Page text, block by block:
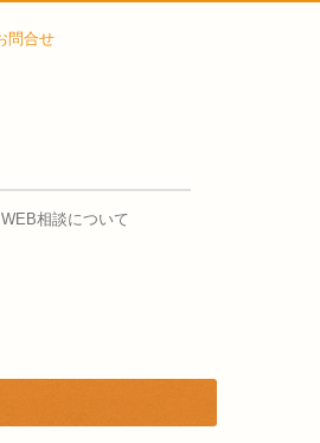
WEB相談について